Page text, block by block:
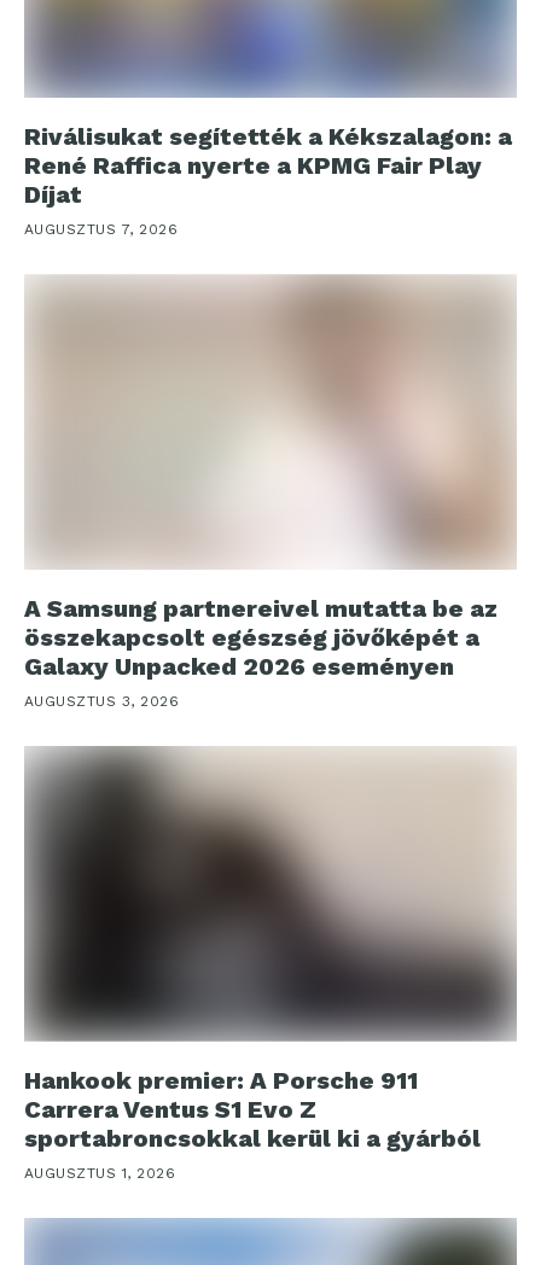
Riválisukat segítették a Kékszalagon: a
René Raffica nyerte a KPMG Fair Play
Díjat
AUGUSZTUS 7, 2026
A Samsung partnereivel mutatta be az
összekapcsolt egészség jövőképét a
Galaxy Unpacked 2026 eseményen
AUGUSZTUS 3, 2026
Hankook premier: A Porsche 911
Carrera Ventus S1 Evo Z
sportabroncsokkal kerül ki a gyárból
AUGUSZTUS 1, 2026